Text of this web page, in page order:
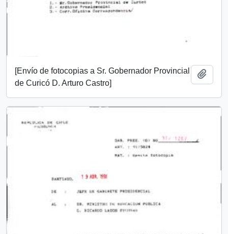
[Envío de fotocopias a Sr. Gobernador Provincial
de Curicó D. Arturo Castro]